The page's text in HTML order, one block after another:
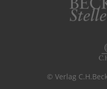
© Verlag